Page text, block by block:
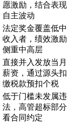
愿激励，结合表现
自主波动
法定奖金覆盖低中
收入者，绩效激励
侧重中高层
直接并入发放当月
薪资，通过源头扣
缴税款预扣个税
低于门槛未发属违
法，高管超标部分
看合同约定